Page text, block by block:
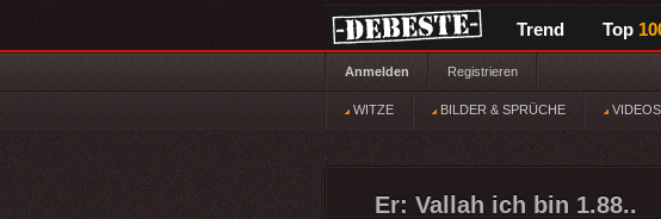
Trend Top
Anmelden Registrieren
WITZE BILDER & SPRÜCHE VIDEOS
Er: Vallah ich bin 1.88..